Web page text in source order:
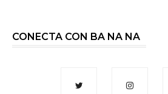
CONECTA CON BA NA NA